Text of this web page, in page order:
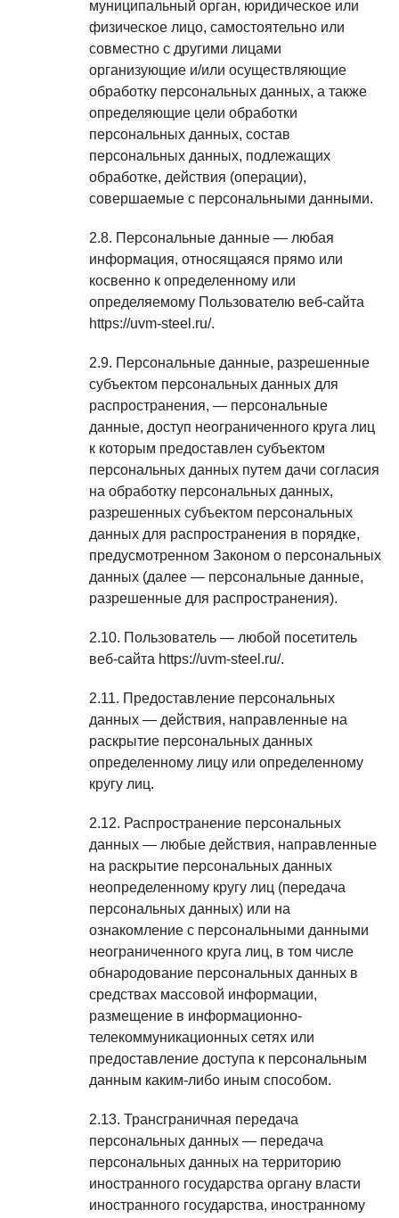
муниципальный орган, юридическое или
физическое лицо, самостоятельно или
совместно с другими лицами
организующие и/или осуществляющие
обработку персональных данных, а также
определяющие цели обработки
персональных данных, состав
персональных данных, подлежащих
обработке, действия (операции),
совершаемые с персональными данными.
Персональные данные — любая
информация, относящаяся прямо или
косвенно к определенному или
определяемому Пользователю веб-сайта
https://uvm-steel.ru/.
Персональные данные, разрешенные
субъектом персональных данных для
распространения, — персональные
данные, доступ неограниченного круга лиц
к которым предоставлен субъектом
персональных данных путем дачи согласия
на обработку персональных данных,
разрешенных субъектом персональных
данных для распространения в порядке,
предусмотренном Законом о персональных
данных (далее — персональные данные,
разрешенные для распространения).
Пользователь — любой посетитель
веб-сайта https://uvm-steel.ru/.
Предоставление персональных
данных — действия, направленные на
раскрытие персональных данных
определенному лицу или определенному
кругу лиц.
Распространение персональных
данных — любые действия, направленные
на раскрытие персональных данных
неопределенному кругу лиц (передача
персональных данных) или на
ознакомление с персональными данными
неограниченного круга лиц, в том числе
обнародование персональных данных в
средствах массовой информации,
размещение в информационно-
телекоммуникационных сетях или
предоставление доступа к персональным
данным каким-либо иным способом.
Трансграничная передача
персональных данных — передача
персональных данных на территорию
иностранного государства органу власти
иностранного государства, иностранному